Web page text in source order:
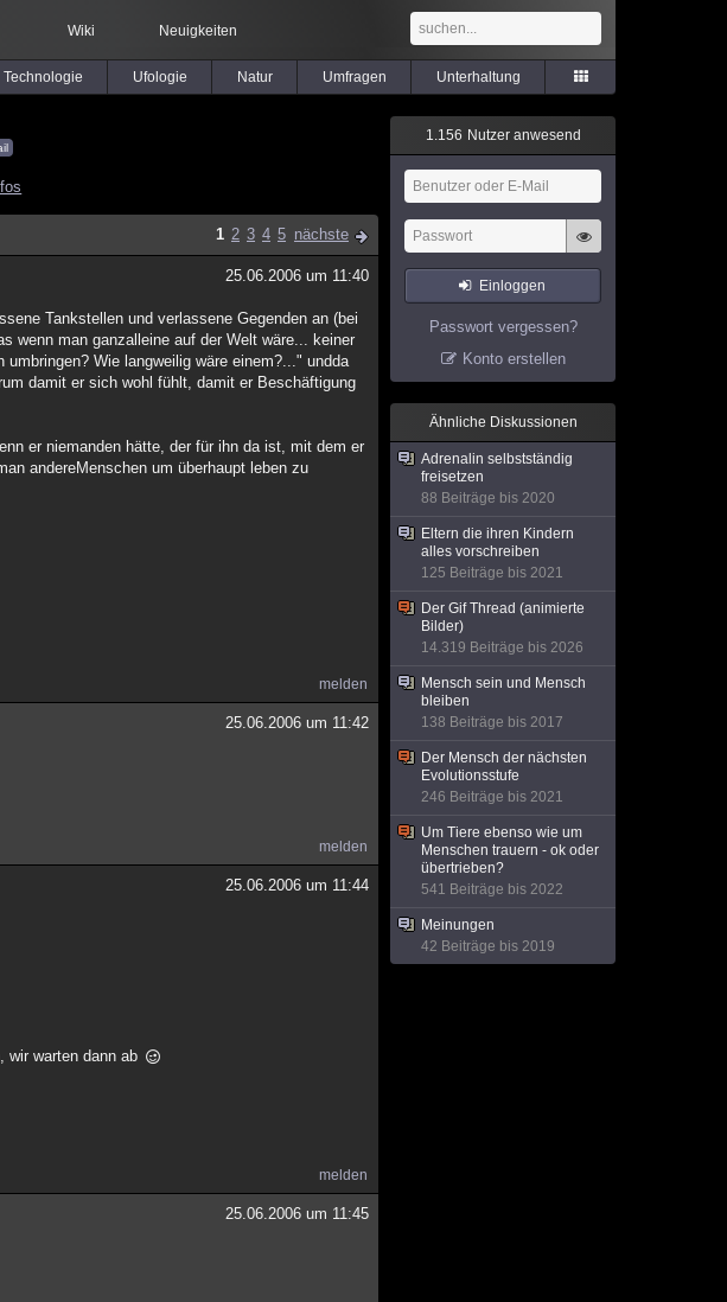
Wiki Neuigkeiten
Technologie Ufologie Natur Umfragen Unterhaltung
1 2 3 4 5 nächste
25.06.2006 um 11:40
Tankstellen und verlassene Gegenden an (bei
wenn man ganzalleine auf der Welt wäre... keiner
Wie langweilig wäre einem?..." undda
damit er sich wohl fühlt, damit er Beschäftigung
er niemanden hätte, der für ihn da ist, mit dem er
andereMenschen um überhaupt leben zu
melden
25.06.2006 um 11:42
melden
25.06.2006 um 11:44
wir warten dann ab
melden
25.06.2006 um 11:45
1.156 Nutzer anwesend
Einloggen
Passwort vergessen?
Konto erstellen
Ähnliche Diskussionen
Adrenalin selbstständig
freisetzen
88 Beiträge bis 2020
Eltern die ihren Kindern
alles vorschreiben
125 Beiträge bis 2021
Der Gif Thread (animierte
Bilder)
14.319 Beiträge bis 2026
Mensch sein und Mensch
bleiben
138 Beiträge bis 2017
Der Mensch der nächsten
Evolutionsstufe
246 Beiträge bis 2021
Um Tiere ebenso wie um
Menschen trauern - ok oder
übertrieben?
541 Beiträge bis 2022
Meinungen
42 Beiträge bis 2019